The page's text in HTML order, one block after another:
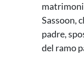
Sassoon,
padre,
del ramo